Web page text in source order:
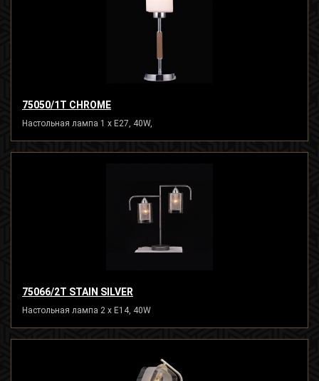
75050/1T CHROME
Настольная лампа 1 x E27, 40W,
75066/2T STAIN SILVER
Настольная лампа 2 x E14, 40W